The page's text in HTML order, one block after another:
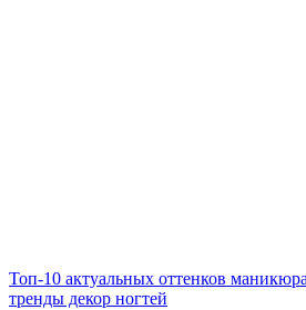
Топ-10 актуальных оттенков
тренды декор ногтей